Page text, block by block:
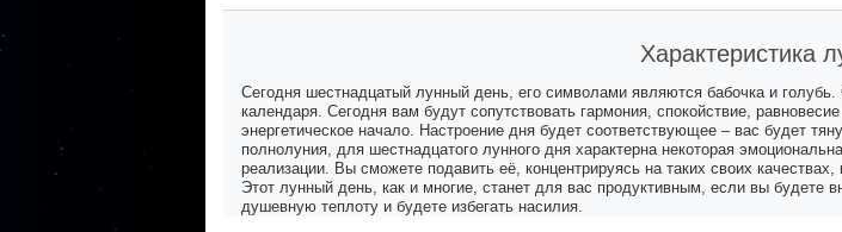
Характеристика
Сегодня шестнадцатый лунный день, его символами являются бабочка и
календаря. Сегодня вам будут сопутствовать гармония, спокойствие,
энергетическое начало. Настроение дня будет соответствующее – вас будет
полнолуния, для шестнадцатого лунного дня характерна некоторая
реализации. Вы сможете подавить её, концентрируясь на таких своих
Этот лунный день, как и многие, станет для вас продуктивным, если вы
душевную теплоту и будете избегать насилия.